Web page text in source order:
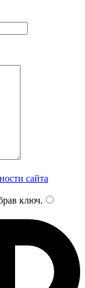
сайта
ключ.